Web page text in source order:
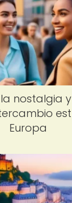
nostalgia
Europa